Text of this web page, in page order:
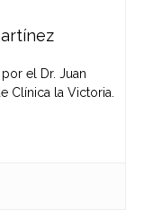
el Dr. Juan
Clínica la Victoria.